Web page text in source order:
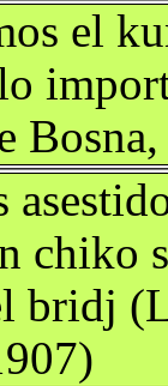
el
chiko
bridj